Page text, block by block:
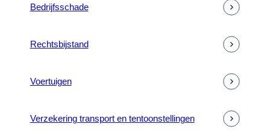
Bedrijfsschade
Rechtsbijstand
Voertuigen
Verzekering transport en tentoonstellingen